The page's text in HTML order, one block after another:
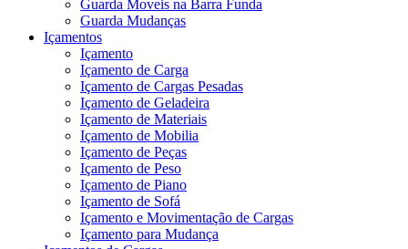
Guarda Moveis na Barra Funda
Guarda Mudanças
Içamentos
Içamento
Içamento de Carga
Içamento de Cargas Pesadas
Içamento de Geladeira
Içamento de Materiais
Içamento de Mobilia
Içamento de Peças
Içamento de Peso
Içamento de Piano
Içamento de Sofá
Içamento e Movimentação de Cargas
Içamento para Mudança